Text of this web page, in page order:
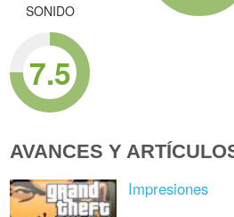
SONIDO
7.5
AVANCES Y
Impresiones